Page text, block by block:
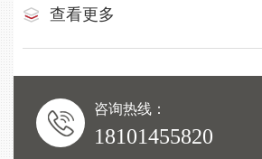
查看更多
咨询热线：
18101455820